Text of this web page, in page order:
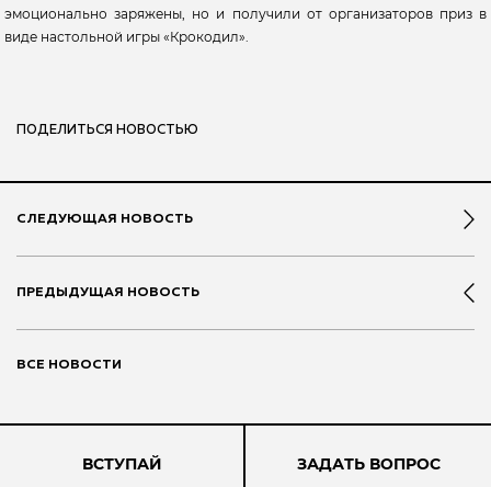
эмоционально заряжены, но и получили от организаторов приз в
виде настольной игры «Крокодил».
ПОДЕЛИТЬСЯ НОВОСТЬЮ
ПРЕДЫДУЩАЯ НОВОСТЬ
ВСЕ НОВОСТИ
СЛЕДУЮЩАЯ НОВОСТЬ
ВСТУПАЙ ЗАДАТЬ ВОПРОС